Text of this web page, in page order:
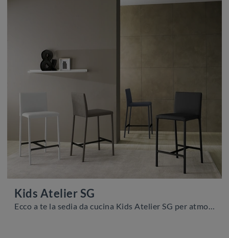
Kids Atelier SG
Ecco a te la sedia da cucina Kids Atelier SG per atmosfere moderne, tra le più belle Sedie sgabelli di Zamagna.